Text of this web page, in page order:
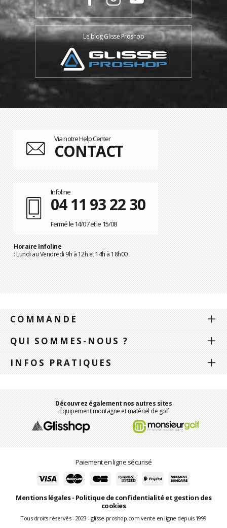
Le blog Glisse Proshop
Via notre Help Center
CONTACT
Infoline
04 11 93 22 30
Fermé le 14/07 et le 15/08
Horaire Infoline
: Lundi au Vendredi 9h à 12h et 14h à 18h00
COMMANDE
QUI SOMMES-NOUS ?
INFOS PRATIQUES
Découvrez également nos autres sites
Équipement montagne et matériel de golf
Paiement en ligne sécurisé
Mentions légales- Politique de confidentialité et gestion des
cookies
Tous droits réservés - 2023 - glisse-proshop.com vente en ligne depuis 1999